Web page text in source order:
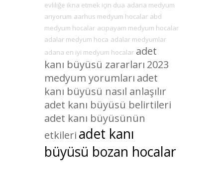
evliliğe ikna etmek için dua adana medyum
arıyorum aarhus medyum hocalar abd
medyum hocalar acıpayam medyum hocalar
adalar medyum hoca adalar medyumlar
adana en iyi medyum hocalar adet
kanı büyüsü zararları 2023
medyum yorumları adet
kanı büyüsü nasıl anlaşılır
adet kanı büyüsü belirtileri
adet kanı büyüsünün
etkileri adet kanı
büyüsü bozan hocalar